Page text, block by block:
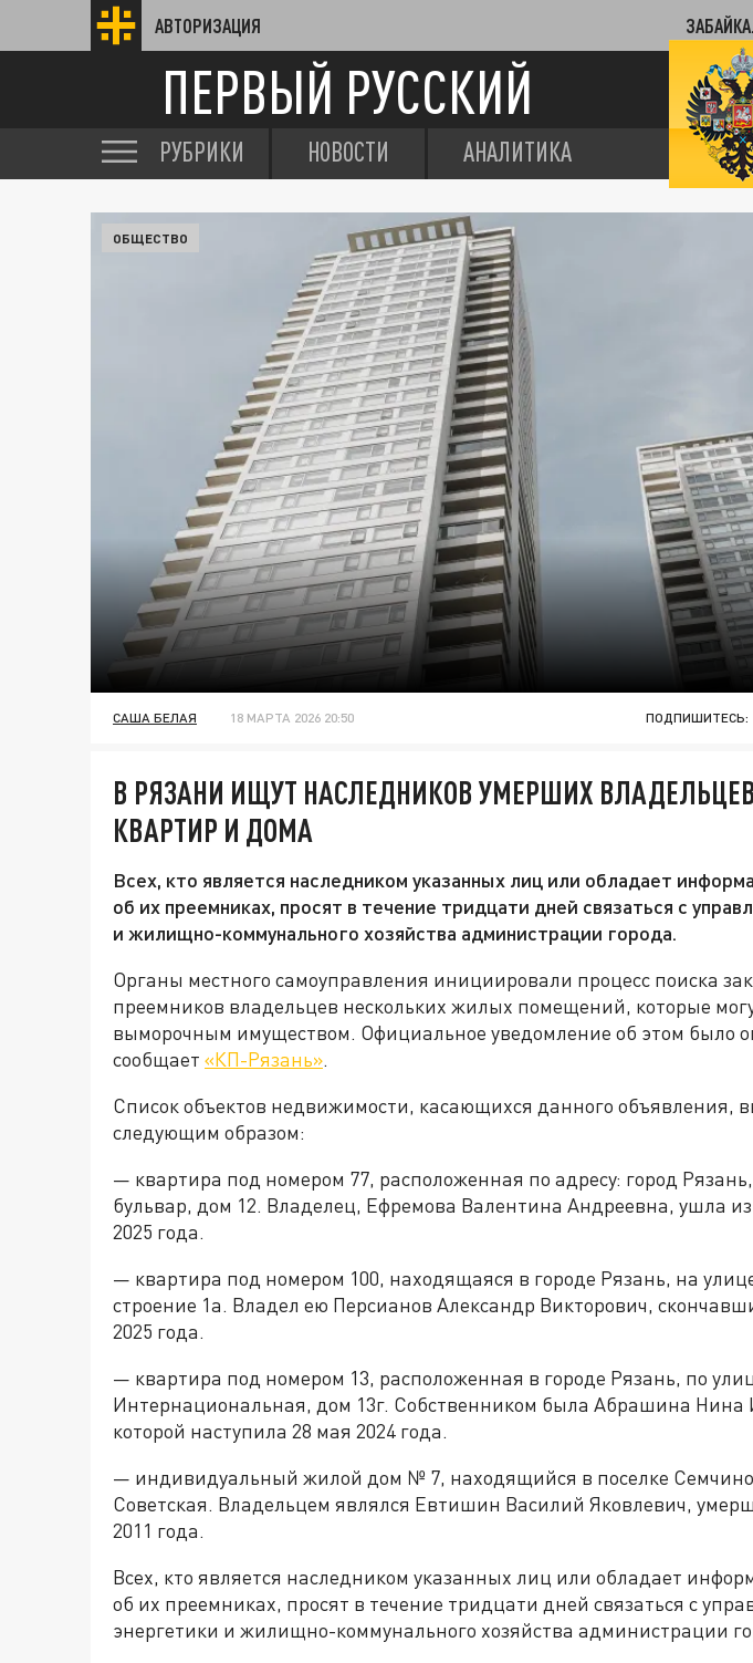
АВТОРИЗАЦИЯ
ПЕРВЫЙ РУССКИЙ
РУБРИКИ НОВОСТИ АНАЛИТИКА
ОБЩЕСТВО
САША БЕЛАЯ 18 МАРТА 2026 20:50 ПОДПИШИТЕСЬ:
В РЯЗАНИ ИЩУТ НАСЛЕДНИКОВ УМЕРШИХ ВЛАДЕЛЬЦЕВ
КВАРТИР И ДОМА
Всех, кто является наследником указанных лиц или обладает
об их преемниках, просят в течение тридцати дней связаться с
и жилищно-коммунального хозяйства администрации города.
Органы местного самоуправления инициировали процесс поиска
преемников владельцев нескольких жилых помещений, которые
выморочным имуществом. Официальное уведомление об этом было
сообщает «КП-Рязань».
Список объектов недвижимости, касающихся данного объявления,
следующим образом:
— квартира под номером 77, расположенная по адресу: город
бульвар, дом 12. Владелец, Ефремова Валентина Андреевна, ушла
2025 года.
— квартира под номером 100, находящаяся в городе Рязань, на
строение 1а. Владел ею Персианов Александр Викторович,
2025 года.
— квартира под номером 13, расположенная в городе Рязань, по
Интернациональная, дом 13г. Собственником была Абрашина Нина
которой наступила 28 мая 2024 года.
— индивидуальный жилой дом № 7, находящийся в поселке
Советская. Владельцем являлся Евтишин Василий Яковлевич,
2011 года.
Всех, кто является наследником указанных лиц или обладает
об их преемниках, просят в течение тридцати дней связаться с
энергетики и жилищно-коммунального хозяйства администрации